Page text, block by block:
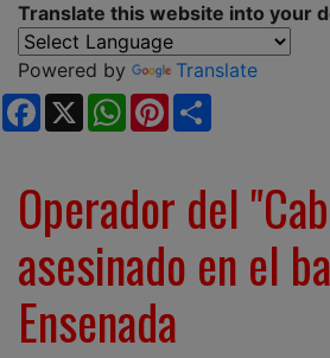
Translate this website into your
Powered by
Translate
Facebook
X WhatsApp
Pinterest
Operador del
asesinado en el
Ensenada